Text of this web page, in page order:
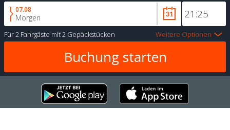
07.08
Morgen
Für2 Fahrgäste mit2 Gepäckstücken Weitere Optionen